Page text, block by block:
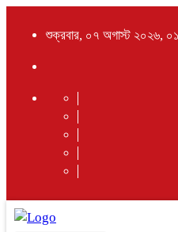
শুক্রবার, ০৭ অগাস্ট ২০২৬,